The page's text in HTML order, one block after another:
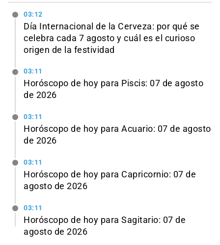
03:12
Día Internacional de la Cerveza: por qué se
celebra cada 7 agosto y cuál es el curioso
origen de la festividad
03:11
Horóscopo de hoy para Piscis: 07 de agosto
de 2026
03:11
Horóscopo de hoy para Acuario: 07 de agosto
de 2026
03:11
Horóscopo de hoy para Capricornio: 07 de
agosto de 2026
03:11
Horóscopo de hoy para Sagitario: 07 de
agosto de 2026